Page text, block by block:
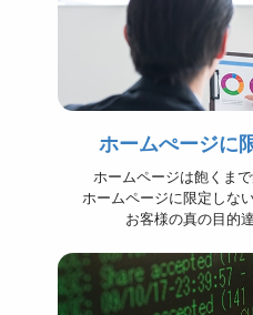
ホームぺージに
ホームページは飽くま
ホームページに限定しな
お客様の真の目的